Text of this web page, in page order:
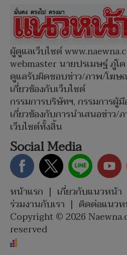
ผู้ดูแลเว็บไซต์
webmaster นายปรเมษฐ์ ภู่โต
ดูแลรับผิดชอบข่าว/ภาพ/โฆ
เกี่ยวข้องกับเว็บไซต์
กรรมการบริษัทฯ, กรรมการผู้
เกี่ยวข้องกับการนำเสนอข่าว/
เว็บไซต์ทั้งสิ้น
Social Media
หน้าแรก | เกี่ยวกับแนวหน้า
ร่วมงานกับเรา | ติดต่อแนว
Copyright © 2026
reserved